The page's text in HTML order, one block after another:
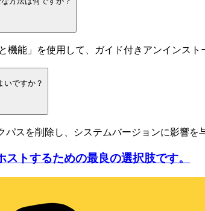
能」を使用して、ガイド付きアンインスト
いですか？
パスを削除し、システムバージョンに影響を
トするための最良の選択肢です。